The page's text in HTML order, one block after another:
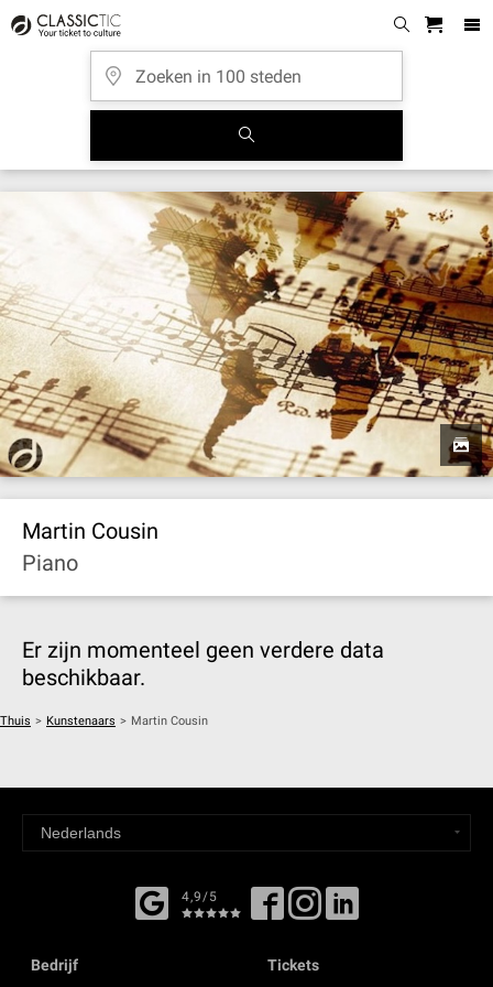
Martin Cousin
Piano
Er zijn momenteel geen verdere data
beschikbaar.
Thuis > Kunstenaars > Martin Cousin
4,9/5
Bedrijf Tickets